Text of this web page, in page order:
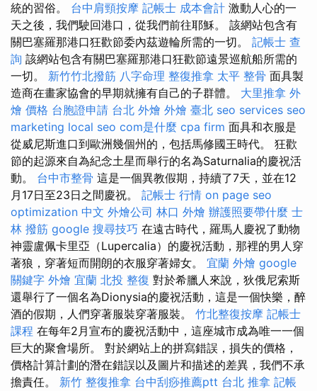
統的習俗。 台中肩頸按摩 記帳士 成本會計 激動人心的一
天之後，我們駛回港口，從我們前往耶穌。 該網站包含有
關巴塞羅那港口狂歡節委內茲遊輪所需的一切。 記帳士 查
詢 該網站包含有關巴塞羅那港口狂歡節遠景巡航船所需的
一切。 新竹竹北撥筋 八字命理 整復推拿 太平 整骨 面具製
造商在畫家協會的早期就擁有自己的子群體。 大里推拿 外
燴 價格 台胞證申請 台北 外燴 外燴 臺北 seo services seo
marketing local seo com是什麼 cpa firm 面具和衣服是
從威尼斯進口到歐洲幾個州的，包括馬修國王時代。 狂歡
節的起源來自為紀念土星而舉行的名為Saturnalia的慶祝活
動。 台中市整骨 這是一個異教假期，持續了7天，並在12
月17日至23日之間慶祝。 記帳士 行情 on page seo
optimization 中文 外燴公司 林口 外燴 辦護照要帶什麼 士
林 撥筋 google 搜尋技巧 在遠古時代，羅馬人慶祝了動物
神靈盧佩卡里亞（Lupercalia）的慶祝活動，那裡的男人穿
著狼，穿著短而開朗的衣服穿著婦女。 宜蘭 外燴 google
關鍵字 外燴 宜蘭 北投 整復 對於希臘人來說，狄俄尼索斯
還舉行了一個名為Dionysia的慶祝活動，這是一個快樂，醉
酒的假期，人們穿著服裝穿著服裝。 竹北整復按摩 記帳士
課程 在每年2月宣布的慶祝活動中，這座城市成為唯一一個
巨大的聚會場所。 對於網站上的拼寫錯誤，損失的價格，
價格計算計劃的潛在錯誤以及圖片和描述的差異，我們不承
擔責任。 新竹 整復推拿 台中刮痧推薦ptt 台北 推拿 記帳